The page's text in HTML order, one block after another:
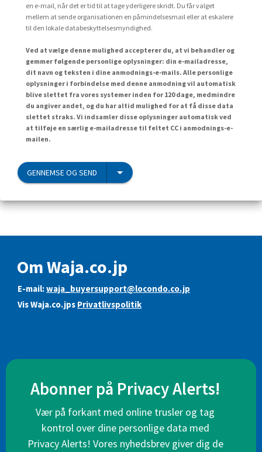
en e-mail, når det er tid til at tage yderligere skridt. Du får valget
mellem at sende organisationen en påmindelsesmail eller at eskalere
til den lokale databeskyttelsesmyndighed.
Ved at vælge denne mulighed accepterer du, at vi behandler og
gemmer følgende personlige oplysninger: din e-mailadresse,
dit navn og teksten i dine anmodnings-e-mails. Alle personlige
oplysninger i forbindelse med denne anmodning vil automatisk
blive slettet fra vores systemer inden for 120 dage, medmindre
du angiver andet, og du har altid mulighed for at få disse data
slettet straks. Vi indsamler disse oplysninger automatisk ved
at tilføje en særlig e-mailadresse til feltet CC i anmodnings-e-
mailen.
GENNEMSE OG SEND
Om Waja.co.jp
E-mail:waja_buyersupport@locondo.co.jp
Vis Waja.co.jps Privatlivspolitik
Abonner på Privacy Alerts!
Vær på forkant med online trusler og tag
kontrol over dine personlige data med
Privacy Alerts! Vores nyhedsbrev giver dig de